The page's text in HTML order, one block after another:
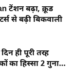
टेंशन बढ़ा, क्रूड
से बढ़ी बिकवाली
ही पूरी तरह
का हिस्सा 2 गुना से